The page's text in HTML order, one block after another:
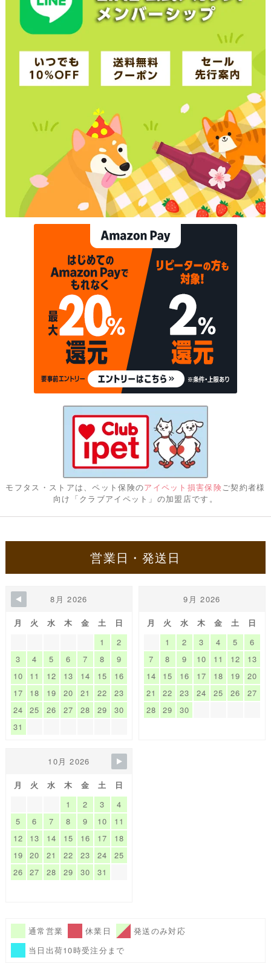
モフタス・ストアは、ペット保険のアイペット損害保険 ご契約者様
向け「クラブアイペット」の加盟店です。
営業日・発送日
8月 2026
月 火 水 木 金 土
日
1
2
3
4 5 6 7 8
9
10
11 12 13 14 15
16
17
18 19 20 21 22
23
24
25 26 27 28 29
30
31
9月 2026
月 火 水 木 金 土
日
1
2 3 4 5
6
7
8 9 10 11 12
13
14
15 16 17 18 19
20
21
22 23 24 25 26
27
28
29 30
10月 2026
月 火 水 木 金 土
日
1
2 3
4
5
6 7 8 9 10
11
12
13 14 15 16 17
18
19
20 21 22 23 24
25
26
27 28 29 30 31
通常営業 休業日
発送のみ対応
当日出荷10時受注分まで